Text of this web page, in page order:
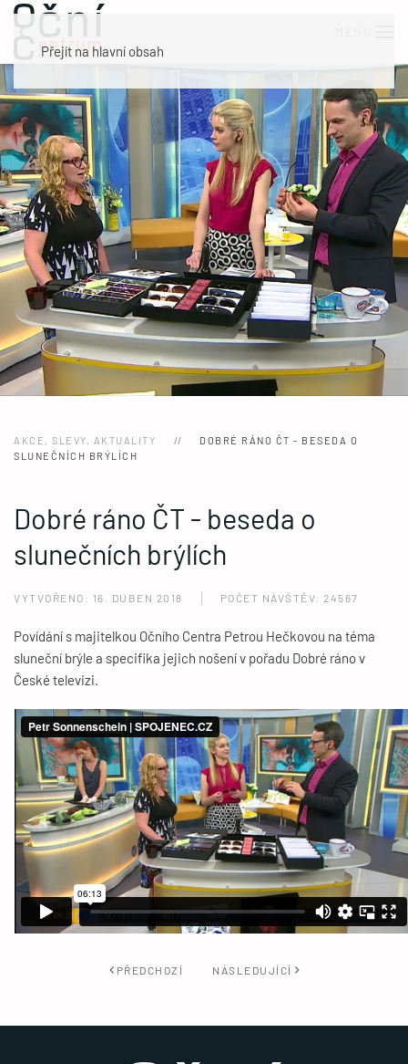
Přejít na hlavní obsah
AKCE, SLEVY, AKTUALITY
DOBRÉ RÁNO ČT - BESEDA O
SLUNEČNÍCH BRÝLÍCH
Dobré ráno ČT - beseda o
slunečních brýlích
VYTVOŘENO: 16. DUBEN 2018 POČET NÁVŠTĚV: 24567
Povídání s majitelkou Očního Centra Petrou Hečkovou na téma
sluneční brýle a specifika jejich nošení v pořadu Dobré ráno v
České televizi.
PŘEDCHOZÍ NÁSLEDUJÍCÍ